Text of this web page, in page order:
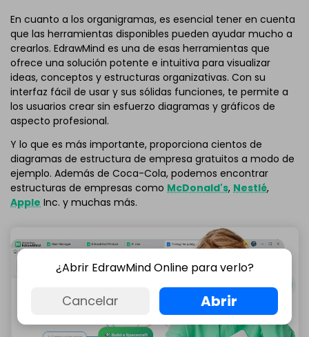
En cuanto a los organigramas, es esencial tener en cuenta
que las herramientas disponibles pueden ayudar mucho a
crearlos. EdrawMind es una de esas herramientas que
ofrece una solución potente e intuitiva para visualizar
ideas, conceptos y estructuras organizativas. Con su
interfaz fácil de usar y sus sólidas funciones, te permite a
los usuarios crear sin esfuerzo diagramas y gráficos de
aspecto profesional.
Y lo que es más importante, proporciona cientos de
diagramas de estructura de empresa gratuitos a modo de
ejemplo. Además de Coca-Cola, podemos encontrar
estructuras de empresas como McDonald's, Nestlé,
Apple Inc. y muchas más.
¿Abrir EdrawMind Online para verlo?
Cancelar Abrir